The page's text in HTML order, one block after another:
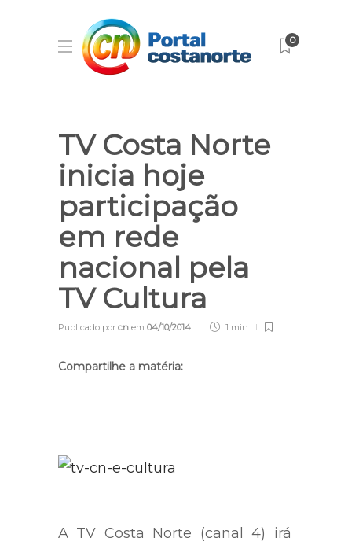
0
TV Costa Norte
inicia hoje
participação
em rede
nacional pela
TV Cultura
Publicado por cn em 04/10/2014 1 min
Compartilhe a matéria:
A TV Costa Norte (canal 4) irá